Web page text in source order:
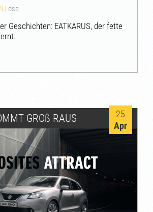
| dsa
Geschichten: EATKARUS, der fette
GROß RAUS
25
Apr